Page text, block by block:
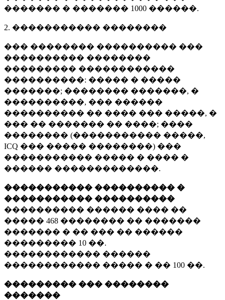
������� � ������� 1000 ������.
2. ����������� ��������
��� �������� ���������� ���
���������� ��������
��������� ������������
����������: ����� � �����
�������; �������� �������, �
����������, ��� ������
���������� �� ���� ��� �����, �
��� �� ������� �� ����; ����
�������� (����������� �����,
ICQ ��� ����� ��������) ���
����������� ����� � ���� �
������ �������������.
����������� ���������� �
����������� ����������
���������� ������ ���� ��
����� 468 �������� �� �������
������� � �� ��� �� ������
��������� 10 ��.
������������ ������
������������ ����� � �� 100 ��.
��������� ��� ��������
�������